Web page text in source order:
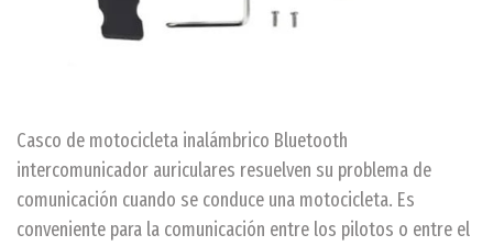
Casco de motocicleta inalámbrico Bluetooth
intercomunicador auriculares resuelven su problema de
comunicación cuando se conduce una motocicleta. Es
conveniente para la comunicación entre los pilotos o entre el